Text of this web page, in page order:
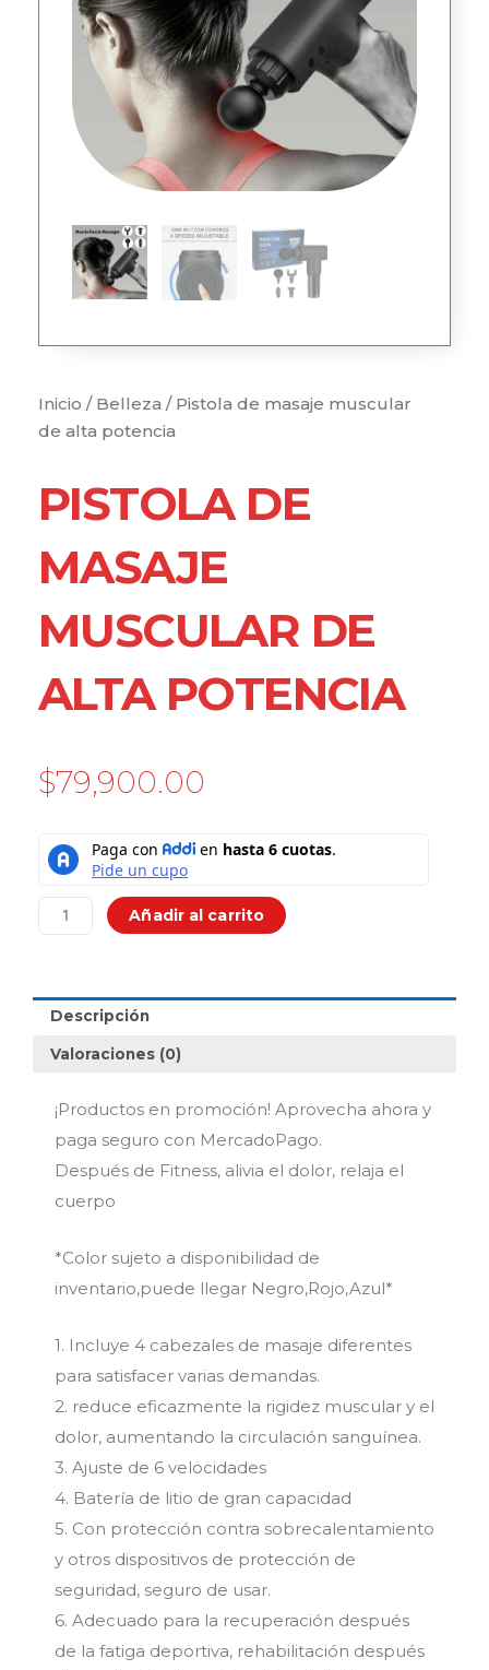
Inicio / Belleza / Pistola de masaje muscular
de alta potencia
PISTOLA DE
MASAJE
MUSCULAR DE
ALTA POTENCIA
$79,900.00
de
muscular
de
cantidad
Añadir al carrito
Descripción
Valoraciones (0)
¡Productos en promoción! Aprovecha ahora y
paga seguro con MercadoPago.
Después de Fitness, alivia el dolor, relaja el
cuerpo
*Color sujeto a disponibilidad de
inventario,puede llegar Negro,Rojo,Azul*
1. Incluye 4 cabezales de masaje diferentes
para satisfacer varias demandas.
2. reduce eficazmente la rigidez muscular y el
dolor, aumentando la circulación sanguínea.
3. Ajuste de 6 velocidades
4. Batería de litio de gran capacidad
5. Con protección contra sobrecalentamiento
y otros dispositivos de protección de
seguridad, seguro de usar.
6. Adecuado para la recuperación después
de la fatiga deportiva, rehabilitación después